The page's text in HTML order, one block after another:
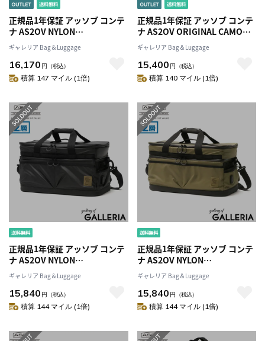
正規品1年保証 アッソブ コンテ
ナ AS2OV NYLON
POLYCARBONATE
CONTAINER L SIZE CAMO コン
テナボックス Lサイズ バッグ コ
ンテナバッグ 収納 仕切り 蓋付
ギャレリア Bag＆Luggage
16,170 円 （税込）
積算 147 マイル (1倍)
正規品1年保証 アッソブ コンテ
ナ AS2OV ORIGINAL CAMO
POLYCA SERIES 2ROOM
CONTAINER CAMO コンテナボ
ックス 収納 仕切り 防水 2段式
キャンプ バッグ ショルダー付
ギャレリア Bag＆Luggage
15,400 円 （税込）
積算 140 マイル (1倍)
正規品1年保証 アッソブ コンテ
ナ AS2OV NYLON
POLYCARBONATE SERIES
2ROOM CONTAINER コンテナ
ボックス 収納 仕切り 防水 2段
式 キャンプ バッグ ショルダー
ギャレリア Bag＆Luggage
15,840 円 （税込）
積算 144 マイル (1倍)
正規品1年保証 アッソブ コンテ
ナ AS2OV NYLON
POLYCARBONATE SERIES
2ROOM CONTAINER コンテナ
ボックス 収納 仕切り 防水 2段
式 キャンプ バッグ ショルダー
ギャレリア Bag＆Luggage
15,840 円 （税込）
積算 144 マイル (1倍)